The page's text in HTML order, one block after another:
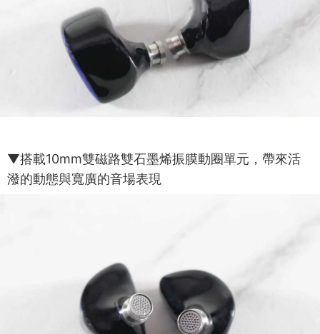
▼搭載10mm雙磁路雙石墨烯振膜動圈單元，帶來活
潑的動態與寬廣的音場表現